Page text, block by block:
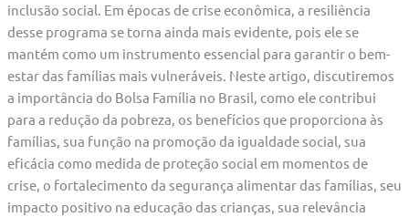
inclusão social. Em épocas de crise econômica, a resiliência
desse programa se torna ainda mais evidente, pois ele se
mantém como um instrumento essencial para garantir o bem-
estar das famílias mais vulneráveis. Neste artigo, discutiremos
a importância do Bolsa Família no Brasil, como ele contribui
para a redução da pobreza, os benefícios que proporciona às
famílias, sua função na promoção da igualdade social, sua
eficácia como medida de proteção social em momentos de
crise, o fortalecimento da segurança alimentar das famílias, seu
impacto positivo na educação das crianças, sua relevância